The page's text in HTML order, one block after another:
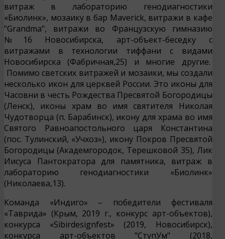
витраж в лабораторию генодиагностики
«Биолинк», мозаику в бар Maveriсk, витражи в кафе
"Grandma", витражи во Французскую гимназию
№16 Новосибирска, арт-объект-беседку с
витражами в технологии тиффани с видами
Новосибирска (Фабричная,25) и многие другие.
Помимо светских витражей и мозаики, мы создали
несколько икон для церквей России. Это иконы для
Часовни в честь Рождества Пресвятой Богородицы
(Ленск), иконы храм во имя святителя Николая
Чудотворца (п. Барабинск), икону для храма во имя
Святого Равноапостольного царя Константина
(пос. Тулинский, «Учхоз»), икону Покров Пресвятой
Богородицы (Академгородок, Терешковой 35), Лик
Иисуса Пантократора для памятника, витраж в
лабораторию генодиагностики «Биолинк»
(Николаева,13).
Команда «Индиго» – победители фестиваля
«Таврида» (Крым, 2019 г., конкурс арт-объектов),
конкурса «Sibirdesignfest» (2019, Новосибирск),
конкурса арт-объектов "СтупУм" (2018,